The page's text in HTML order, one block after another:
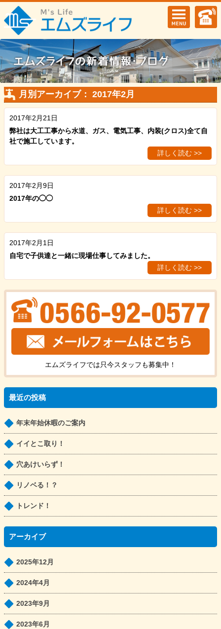
月別アーカイブ： 2017年2月
2017年2月21日
弊社は大工工事から水道、ガス、電気工事、内装(クロス)全て自
社で施工しています。
詳しく読む >>
2017年2月9日
2017年の◯◯
詳しく読む >>
2017年2月1日
自宅で子供達と一緒に現場仕事してみました。
詳しく読む >>
エムズライフでは只今スタッフも募集中！
最近の投稿
年末年始休暇のご案内
イイとこ取り！
穴あけいらず！
リノベる！？
トレンド！
アーカイブ
2025年12月
2024年4月
2023年9月
2023年6月